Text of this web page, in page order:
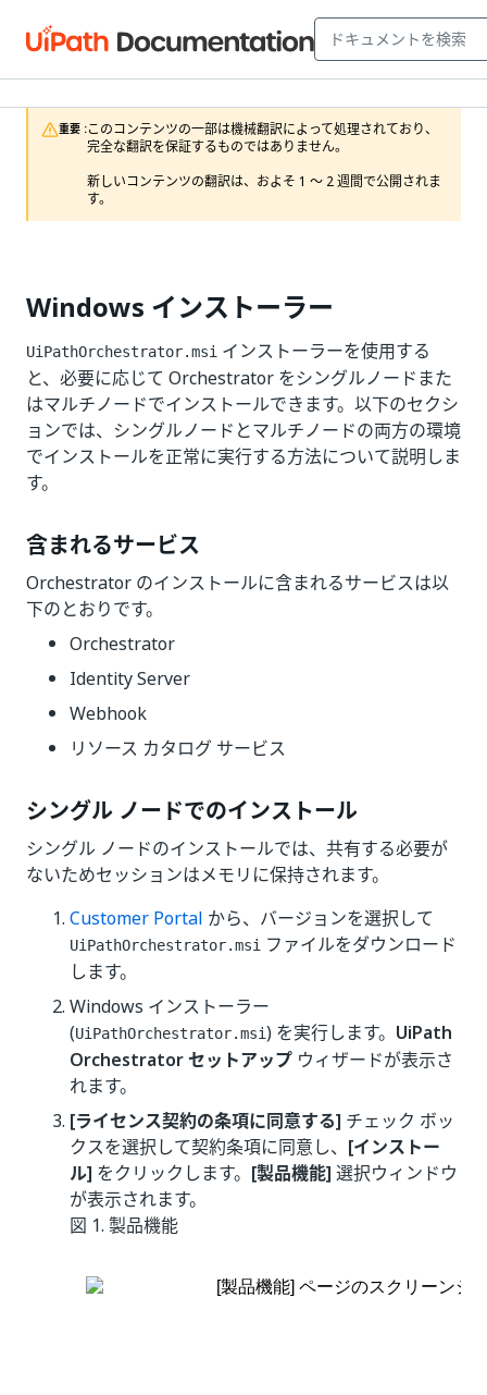
重要 :このコンテンツの一部は機械翻訳によって処理されており、
完全な翻訳を保証するものではありません。
新しいコンテンツの翻訳は、およそ 1 ～ 2 週間で公開されま
す。
Windows インストーラー
UiPathOrchestrator.msi インストーラーを使用する
と、必要に応じて Orchestrator をシングルノードまた
はマルチノードでインストールできます。以下のセクシ
ョンでは、シングルノードとマルチノードの両方の環境
でインストールを正常に実行する方法について説明しま
す。
含まれるサービス
Orchestrator のインストールに含まれるサービスは以
下のとおりです。
Orchestrator
Identity Server
Webhook
リソース カタログ サービス
シングル ノードでのインストール
シングル ノードのインストールでは、共有する必要が
ないためセッションはメモリに保持されます。
Customer Portal から、バージョンを選択して
UiPathOrchestrator.msi ファイルをダウンロード
します。
Windows インストーラー
(UiPathOrchestrator.msi) を実行します。 UiPath
Orchestrator セットアップ ウィザードが表示さ
れます。
[ライセンス契約の条項に同意する] チェック ボッ
クスを選択して契約条項に同意し、 [インストー
ル] をクリックします。 [製品機能] 選択ウィンドウ
が表示されます。
図 1. 製品機能